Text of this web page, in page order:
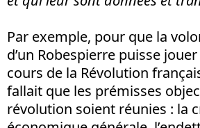
Par exemple, pour que la
d’un Robespierre puisse
cours de la Révolution
fallait que les prémisses
révolution soient réunies : la